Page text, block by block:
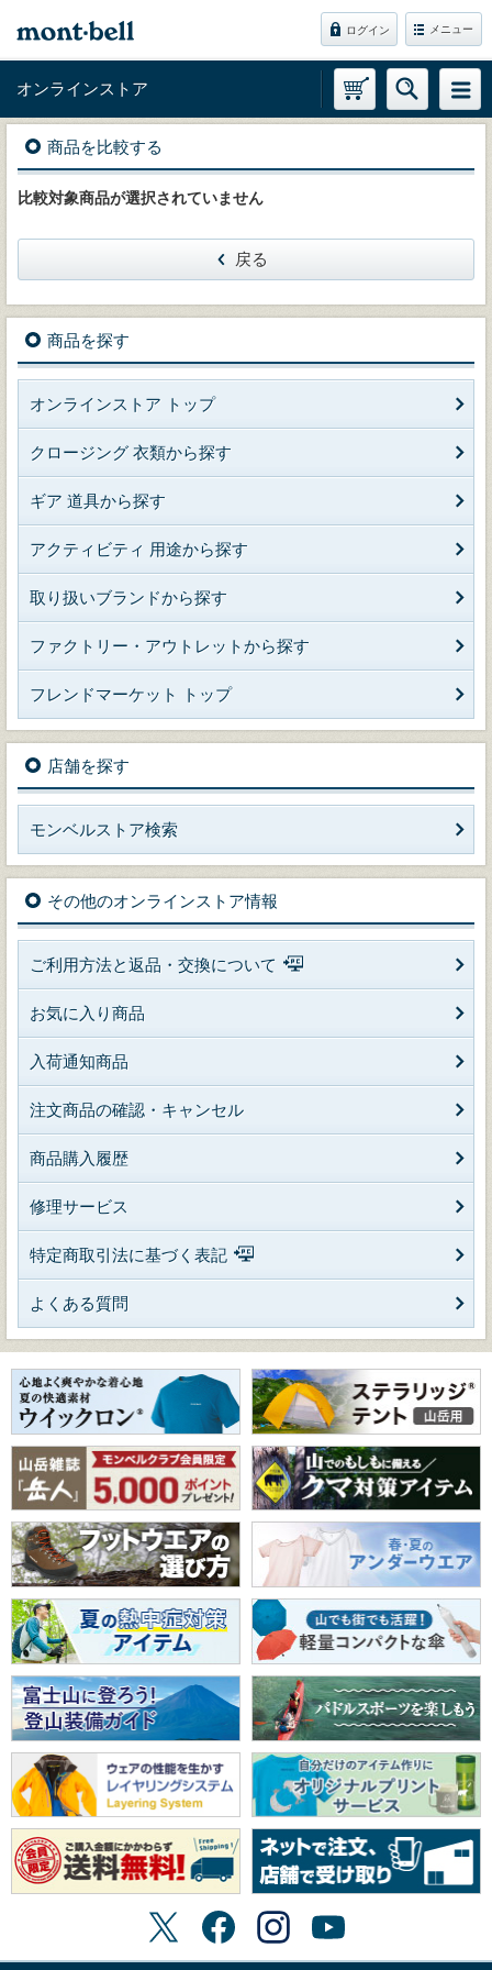
ログイン メニュー
オンラインストア
商品を比較する
比較対象商品が選択されていません
戻る
商品を探す
オンラインストア トップ
クロージング 衣類から探す
ギア 道具から探す
アクティビティ 用途から探す
取り扱いブランドから探す
ファクトリー・アウトレットから探す
フレンドマーケット トップ
店舗を探す
モンベルストア検索
その他のオンラインストア情報
ご利用方法と返品・交換について
お気に入り商品
入荷通知商品
注文商品の確認・キャンセル
商品購入履歴
修理サービス
特定商取引法に基づく表記
よくある質問